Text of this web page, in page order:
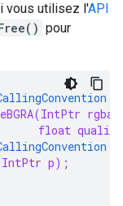
vous utilisez l'API
pour
=
float
=
p);